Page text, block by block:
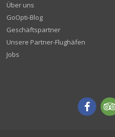
Über uns
GoOpti-Blog
Geschäftspartner
Unsere Partner-Flughäfen
Jobs